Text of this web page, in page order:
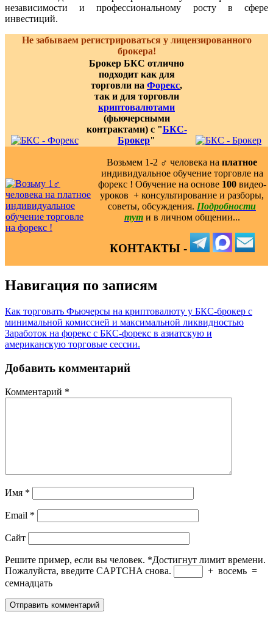
независимости и профессиональному росту в сфере
инвестиций.
Не забываем регистрироваться у лицензированного
брокера!
Брокер БКС отлично
подходит как для
торговли на Форекс,
так и для торговли
криптовалютами
(фьючерсными
контрактами) с "БКС-
Брокер"
Возьмем 1-2 ‍♂️ человека на платное
индивидуальное обучение торговле на
форекс ! Обучение на основе 100видео-
уроков ️ + консультирование и разборы,
советы, обсуждения. Подробности
тут и в личном общении...
КОНТАКТЫ -
Навигация по записям
Как торговать Фьючерсы на криптовалюту у БКС-брокер с
минимальной комиссией и максимальной ликвидностью
Заработок на форекс с БКС-форекс в азиатскую и
американскую торговые сессии.
Добавить комментарий
Комментарий *
Имя *
Email *
Сайт
Решите пример, если вы человек. *Достигнут лимит времени.
Пожалуйста, введите CAPTCHA снова.
+ восемь =
семнадцать